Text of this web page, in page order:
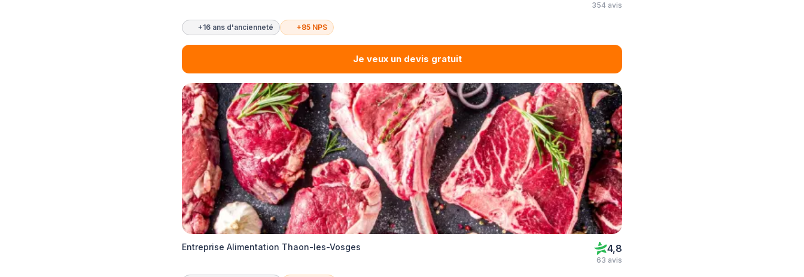
354 avis
+16 ans d'ancienneté +85 NPS
Je veux un devis gratuit
Entreprise Alimentation Thaon-les-Vosges 4,8
63 avis